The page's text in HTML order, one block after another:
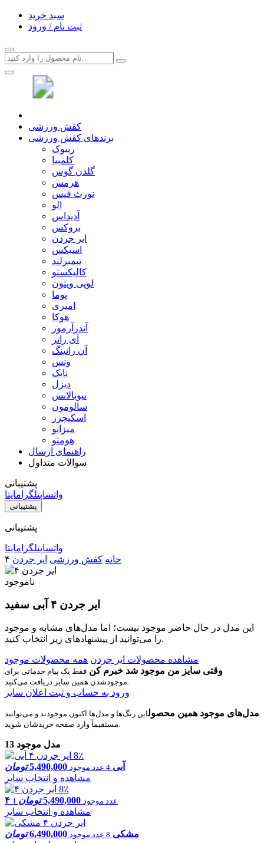
سبد خرید
ثبت نام / ورود
کفش ورزشی
برندهای کفش ورزشی
ریبوک
کلمبیا
گلدن گوس
هرمس
نورث فیس
الو
آدیداس
بروکس
ایر جردن
اسیکس
تیمبرلند
کالیکستو
لویی ویتون
پوما
امیری
هوکا
آندرآرمور
آی رانر
آن رانینگ
ونس
نایک
دیزل
نیوبالانس
سالومون
اسکیچرز
میزانو
هومتو
راهنمای ارسال
سوالات متداول
پشتیبانی
واتساپتلگرامایتا
پشتیبانی
پشتیبانی
واتساپتلگرامایتا
خانه کفش ورزشی ایر جردن ۴
ناموجود
ایر جردن ۴ آبی سفید
این مدل در حال حاضر موجود نیست؛ اما مدل‌های مشابه و موجود
را می‌توانید از پیشنهادهای زیر انتخاب کنید.
مشاهده محصولات ایر جردن همه محصولات موجود
وقتی سایز من موجود شد خبرم کن فقط یک پیام خدماتی برای
موجودشدن همین سایز دریافت می‌کنید.
ورود به حساب و ثبت اعلان سایز
مدل‌های موجود همین محصولاین رنگ‌ها و مدل‌ها اکنون موجودند و می‌توانید
مستقیماً وارد صفحه خریدشان شوید.
13 مدل موجود
8٪
آبی 4 عدد موجود 5,490,000 تومان
مشاهده و انتخاب سایز
8٪
۴
1 عدد موجود 5,490,000 تومان
مشاهده و انتخاب سایز
مشکی 8 عدد موجود 6,490,000 تومان